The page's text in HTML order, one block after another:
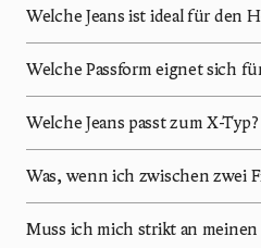
Welche Jeans ist ideal für den
Welche Passform eignet sich
Welche Jeans passt zum X-Typ?
Was, wenn ich zwischen zwei
Muss ich mich strikt an